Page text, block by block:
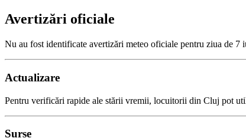
Avertizări oficiale
Nu au fost identificate avertizări meteo oficiale pentru ziua de 7
Actualizare
Pentru verificări rapide ale stării vremii, locuitorii din Cluj pot
Surse